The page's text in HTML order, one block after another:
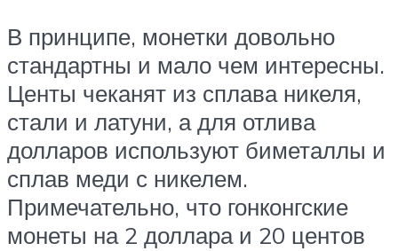
В принципе, монетки довольно
стандартны и мало чем интересны.
Центы чеканят из сплава никеля,
стали и латуни, а для отлива
долларов используют биметаллы и
сплав меди с никелем.
Примечательно, что гонконгские
монеты на 2 доллара и 20 центов